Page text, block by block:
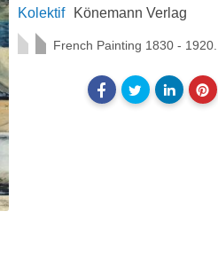
Kolektif Könemann Verlag
French Painting 1830 - 1920...